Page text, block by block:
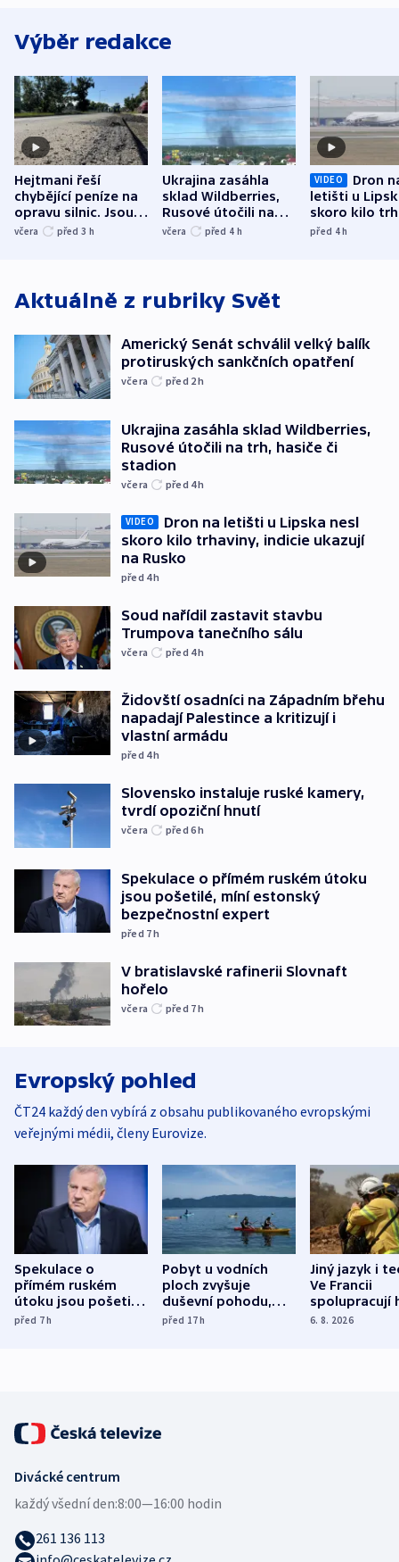
Výběr redakce
Hejtmani řeší
chybějící peníze na
opravu silnic. Jsou
nenárokové, namítá
včera před 3 h
Ukrajina zasáhla
sklad Wildberries,
Rusové útočili na
trh, hasiče či
včera před 4 h
VIDEO
Dron
letišti u
skoro kilo
indicie
před 4h
Aktuálně z rubriky Svět
Americký Senát schválil velký balík
protiruských sankčních opatření
včera před 2h
Ukrajina zasáhla sklad Wildberries,
Rusové útočili na trh, hasiče či
stadion
včera před 4h
VIDEO
Dron na letišti u Lipska nesl
skoro kilo trhaviny, indicie ukazují
na Rusko
před 4h
Soud nařídil zastavit stavbu
Trumpova tanečního sálu
včera před 4h
Židovští osadníci na Západním břehu
napadají Palestince a kritizují i
vlastní armádu
před 4h
Slovensko instaluje ruské kamery,
tvrdí opoziční hnutí
včera před 6h
Spekulace o přímém ruském útoku
jsou pošetilé, míní estonský
bezpečnostní expert
před 7h
V bratislavské rafinerii Slovnaft
hořelo
včera před 7h
Evropský pohled
ČT24 každý den vybírá z obsahu publikovaného evropskými
veřejnými médii, členy Eurovize.
Spekulace o
přímém ruském
útoku jsou pošetilé,
míní estonský
před 7h
Pobyt u vodních
ploch zvyšuje
duševní pohodu,
ukázala
před 17h
Jiný jazyk i
Ve Francii
spolupracují
různých zemí
6. 8. 2026
Divácké centrum
každý všední den:8:00—16:00 hodin
261 136 113